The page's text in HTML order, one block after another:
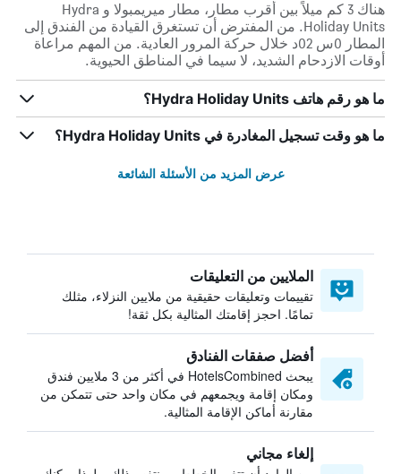
هناك 3 كم ميلاً بين أقرب مطار، مطار ميريمبولا و Hydra
Holiday Units. من المفترض أن تستغرق القيادة من الفندق إلى
المطار 0س 02د خلال حركة المرور العادية. من المهم مراعاة
أوقات الازدحام الشديد، لا سيما في المناطق الحيوية.
ما هو رقم هاتف Hydra Holiday Units؟
ما هو وقت تسجيل المغادرة في Hydra Holiday Units؟
عرض المزيد من الأسئلة الشائعة
الملايين من التعليقات
تقييمات وتعليقات حقيقية من ملايين النزلاء، مثلك
تمامًا. احجز إقامتك المثالية بكل ثقة!
أفضل صفقات الفنادق
يبحث HotelsCombined في أكثر من 3 ملايين فندق
ومكان إقامة ويجمعهم في مكان واحد حتى تتمكن من
مقارنة أماكن الإقامة المثالية.
إلغاء مجاني